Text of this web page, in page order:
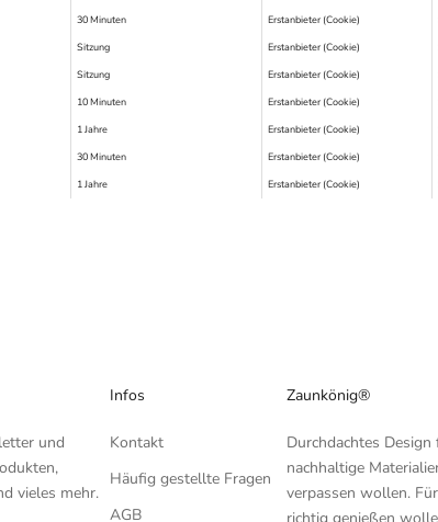
30 Minuten Erstanbieter (Cookie)
Sitzung Erstanbieter (Cookie)
Sitzung Erstanbieter (Cookie)
10 Minuten Erstanbieter (Cookie)
1 Jahre Erstanbieter (Cookie)
30 Minuten Erstanbieter (Cookie)
1 Jahre Erstanbieter (Cookie)
und
vieles mehr.
Infos
Kontakt
Häufig gestellte Fragen
AGB
Zaunkönig®
Durchdachtes
nachhaltige
verpassen wollen.
richtig genießen